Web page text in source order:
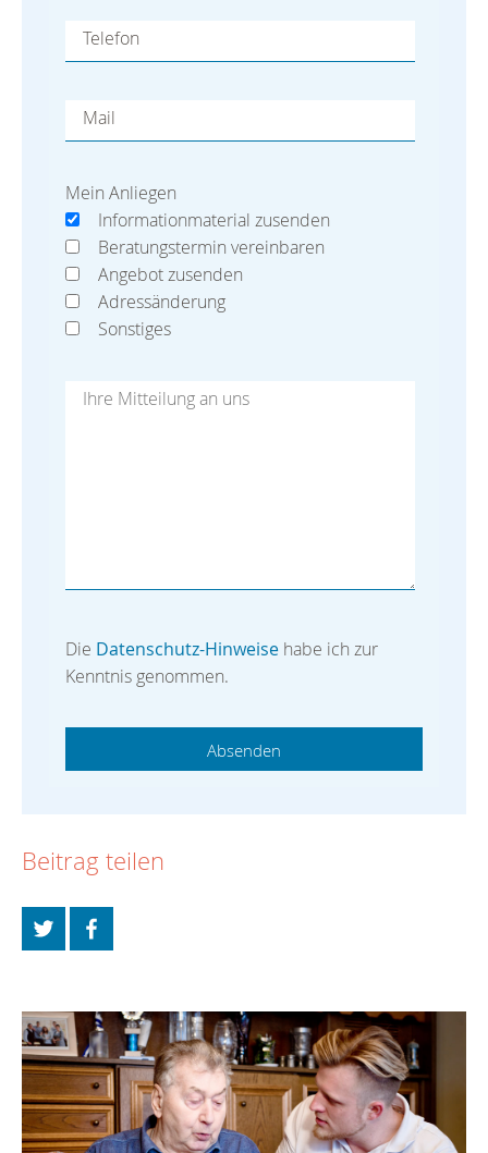
Telefon
Mail
Mein Anliegen
Informationmaterial zusenden
Beratungstermin vereinbaren
Angebot zusenden
Adressänderung
Sonstiges
Die Datenschutz-Hinweise habe ich zur
Kenntnis genommen.
Absenden
Beitrag teilen